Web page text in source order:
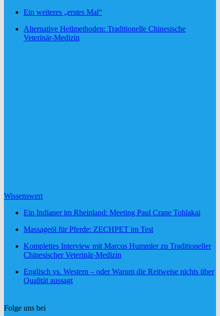
Ein weiteres „erstes Mal“
Alternative Heilmethoden: Traditionelle Chinesische
Veterinär-Medizin
Wissenswert
Ein Indianer im Rheinland: Meeting Paul Crane Tohlakai
Massageöl für Pferde: ZECHPET im Test
Komplettes Interview mit Marcus Hummler zu Traditioneller
Chinesischer Veterinär-Medizin
Englisch vs. Western – oder Warum die Reitweise nichts über
Qualität aussagt
Folge uns bei